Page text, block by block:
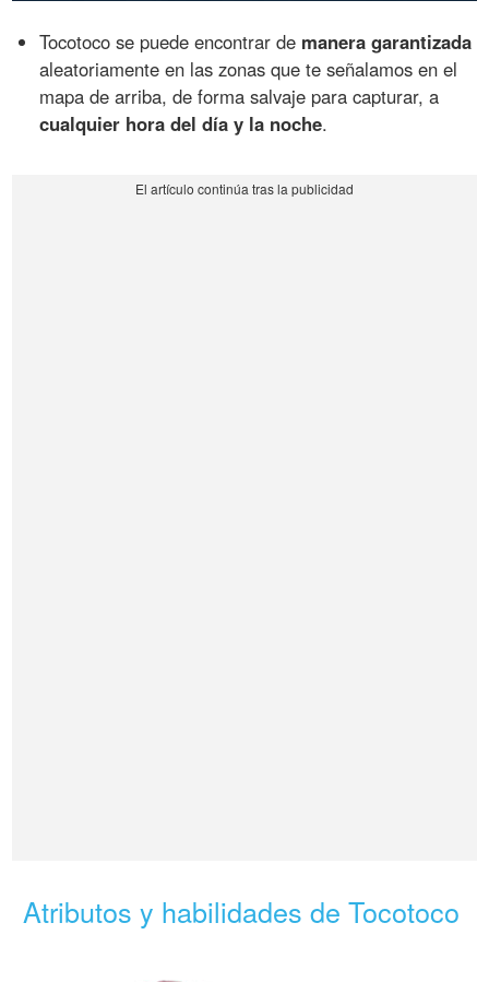
Tocotoco se puede encontrar de manera garantizada
aleatoriamente en las zonas que te señalamos en el
mapa de arriba, de forma salvaje para capturar, a
cualquier hora del día y la noche.
Atributos y habilidades de Tocotoco